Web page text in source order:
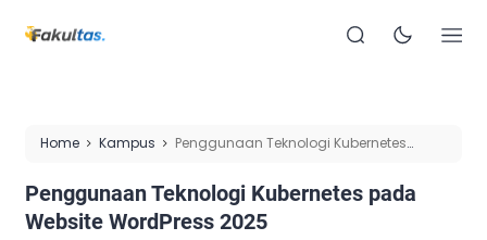
Home Kampus
Penggunaan Teknologi Kubernetes
Penggunaan Teknologi Kubernetes pada
Website WordPress 2025